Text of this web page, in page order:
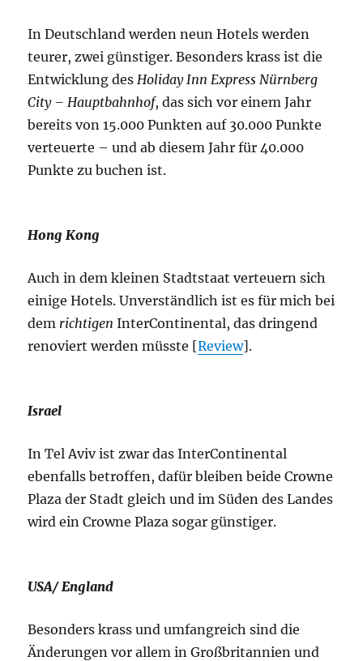
In Deutschland werden neun Hotels werden
teurer, zwei günstiger. Besonders krass ist die
Entwicklung des Holiday Inn Express Nürnberg
City – Hauptbahnhof, das sich vor einem Jahr
bereits von 15.000 Punkten auf 30.000 Punkte
verteuerte – und ab diesem Jahr für 40.000
Punkte zu buchen ist.
Hong Kong
Auch in dem kleinen Stadtstaat verteuern sich
einige Hotels. Unverständlich ist es für mich bei
dem richtigen InterContinental, das dringend
renoviert werden müsste [Review].
Israel
In Tel Aviv ist zwar das InterContinental
ebenfalls betroffen, dafür bleiben beide Crowne
Plaza der Stadt gleich und im Süden des Landes
wird ein Crowne Plaza sogar günstiger.
USA/ England
Besonders krass und umfangreich sind die
Änderungen vor allem in Großbritannien und